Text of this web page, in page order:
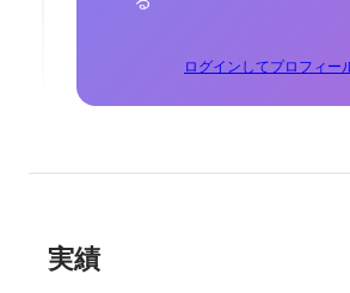
ログインしてプロフィー
実績